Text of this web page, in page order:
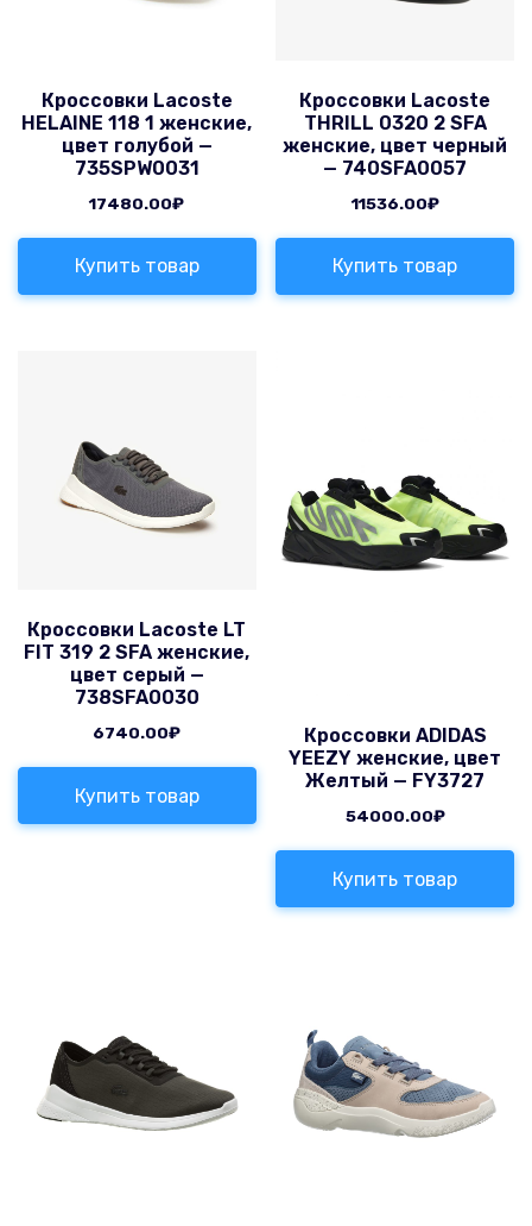
Кроссовки Lacoste
HELAINE 118 1 женские,
цвет голубой —
735SPW0031
17480.00₽
Купить товар
Кроссовки Lacoste
THRILL 0320 2 SFA
женские, цвет черный
— 740SFA0057
11536.00₽
Купить товар
Кроссовки Lacoste LT
FIT 319 2 SFA женские,
цвет серый —
738SFA0030
6740.00₽
Купить товар
Кроссовки ADIDAS
YEEZY женские, цвет
Желтый — FY3727
54000.00₽
Купить товар